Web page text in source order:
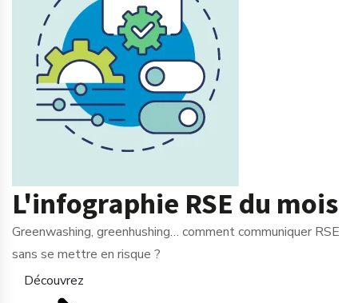
L'infographie RSE du mois
Greenwashing, greenhushing… comment communiquer RSE
sans se mettre en risque ?
Découvrez